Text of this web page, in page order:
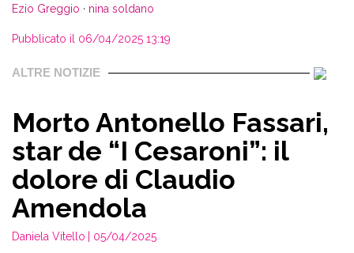
Ezio Greggio · nina soldano
Pubblicato il 06/04/2025 13:19
ALTRE NOTIZIE
Morto Antonello Fassari,
star de “I Cesaroni”: il
dolore di Claudio
Amendola
Daniela Vitello | 05/04/2025